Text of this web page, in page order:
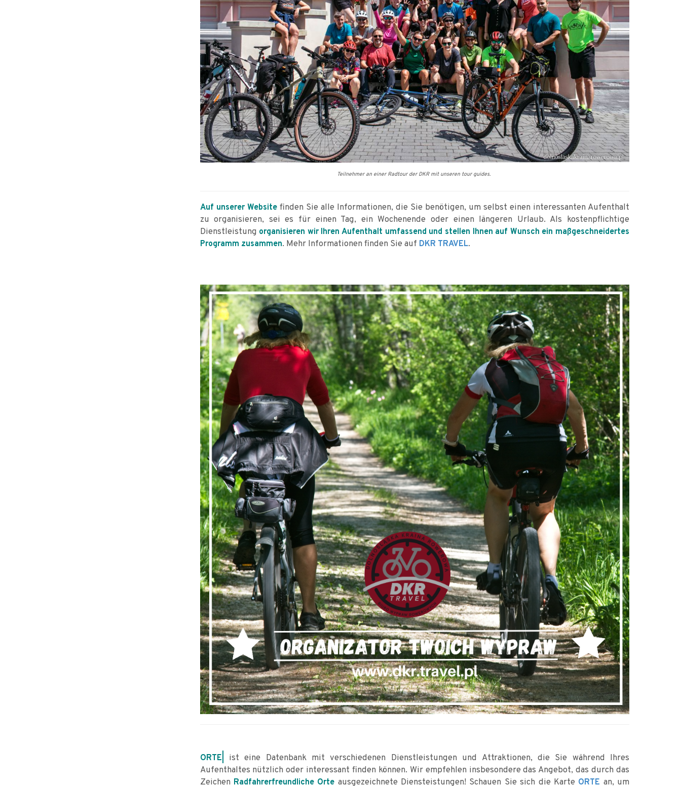
Teilnehmer an einer Radtour der DKR mit unseren tour guides.
Auf unserer Websitefinden Sie alle Informationen, die Sie benötigen, um selbst einen interessanten Aufenthalt
zu organisieren, sei es für einen Tag, ein Wochenende oder einen längeren Urlaub. Als kostenpflichtige
Dienstleistung organisieren wir Ihren Aufenthalt umfassend und stellen Ihnen auf Wunsch ein maßgeschneidertes
Programm zusammen. Mehr Informationen finden Sie auf DKR TRAVEL.
ORTE|
ist eine Datenbank mit verschiedenen Dienstleistungen und Attraktionen, die Sie während Ihres
Aufenthaltes nützlich oder interessant finden können. Wir empfehlen insbesondere das Angebot, das durch das
Zeichen Radfahrerfreundliche Orte ausgezeichnete Diensteistungen! Schauen Sie sich die Karte ORTE an, um